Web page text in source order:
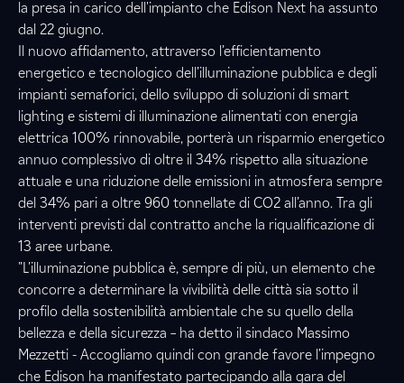
la presa in carico dell'impianto che Edison Next ha assunto
dal 22 giugno.
Il nuovo affidamento, attraverso l’efficientamento
energetico e tecnologico dell’illuminazione pubblica e degli
impianti semaforici, dello sviluppo di soluzioni di smart
lighting e sistemi di illuminazione alimentati con energia
elettrica 100% rinnovabile, porterà un risparmio energetico
annuo complessivo di oltre il 34% rispetto alla situazione
attuale e una riduzione delle emissioni in atmosfera sempre
del 34% pari a oltre 960 tonnellate di CO2 all’anno. Tra gli
interventi previsti dal contratto anche la riqualificazione di
13 aree urbane.
"L'illuminazione pubblica è, sempre di più, un elemento che
concorre a determinare la vivibilità delle città sia sotto il
profilo della sostenibilità ambientale che su quello della
bellezza e della sicurezza – ha detto il sindaco Massimo
Mezzetti - Accogliamo quindi con grande favore l'impegno
che Edison ha manifestato partecipando alla gara del